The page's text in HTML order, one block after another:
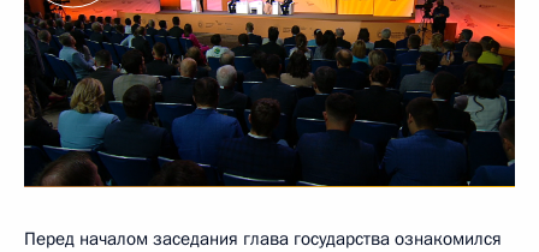
Перед началом заседания глава государства ознакомился